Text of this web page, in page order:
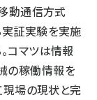
動通信方式
実証実験を実施
コマツは情報
の稼働情報を
現場の現状と完